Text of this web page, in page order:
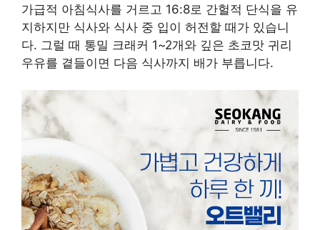
가급적 아침식사를 거르고 16:8로 간헐적 단식을 유
지하지만 식사와 식사 중 입이 허전할 때가 있습니
다. 그럴 때 통밀 크래커 1~2개와 깊은 초코맛 귀리
우유를 곁들이면 다음 식사까지 배가 부릅니다.